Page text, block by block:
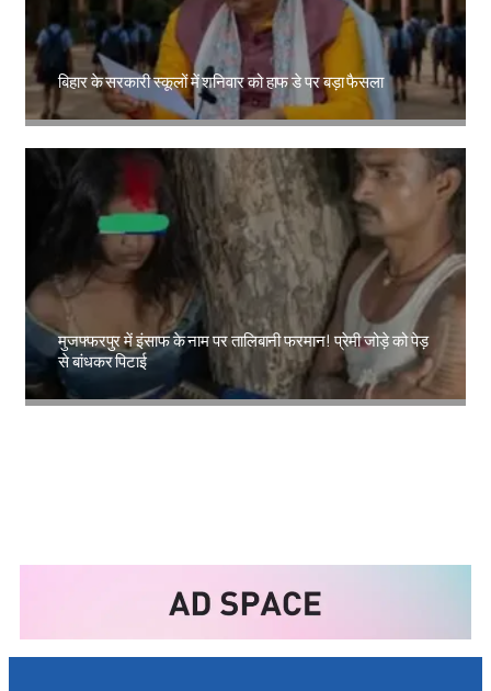
बिहार के सरकारी स्कूलों में शनिवार को हाफ डे पर बड़ा फैसला
Amit Lekh
मुजफ्फरपुर में इंसाफ के नाम पर तालिबानी फरमान! प्रेमी जोड़े को पेड़
से बांधकर पिटाई
Amit Lekh